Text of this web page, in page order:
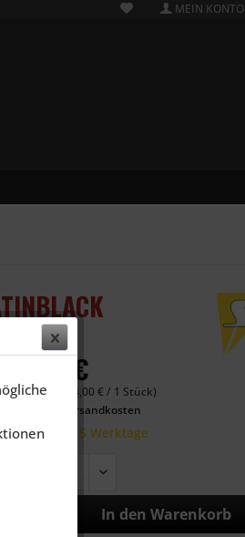
MEIN KONTO
€
4 Stück (424,00 € / 1 Stück)
zzgl. Versandkosten
10-15 Werktage
In den Warenkorb